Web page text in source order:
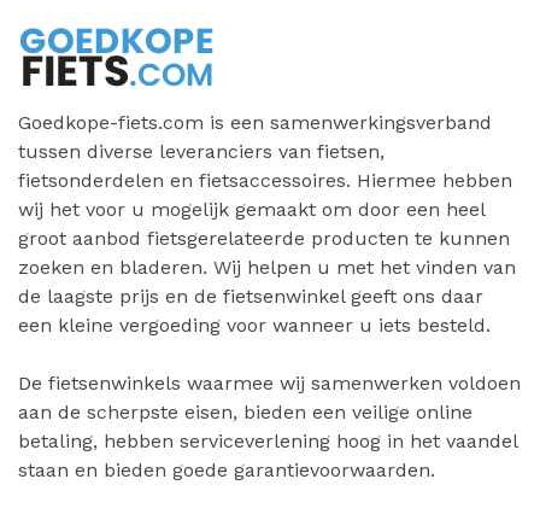
Goedkope-fiets.com is een samenwerkingsverband
tussen diverse leveranciers van fietsen,
fietsonderdelen en fietsaccessoires. Hiermee hebben
wij het voor u mogelijk gemaakt om door een heel
groot aanbod fietsgerelateerde producten te kunnen
zoeken en bladeren. Wij helpen u met het vinden van
de laagste prijs en de fietsenwinkel geeft ons daar
een kleine vergoeding voor wanneer u iets besteld.
De fietsenwinkels waarmee wij samenwerken voldoen
aan de scherpste eisen, bieden een veilige online
betaling, hebben serviceverlening hoog in het vaandel
staan en bieden goede garantievoorwaarden.